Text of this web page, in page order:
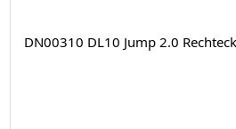
DN00310 DL10 Jump 2.0